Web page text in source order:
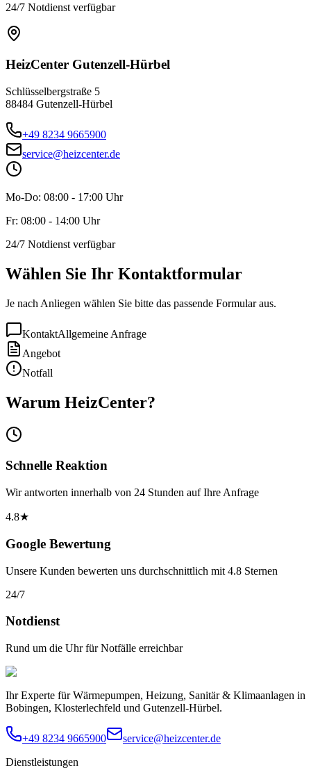
24/7 Notdienst verfügbar
HeizCenter Gutenzell-Hürbel
Schlüsselbergstraße 5
88484 Gutenzell-Hürbel
+49 8234 9665900
service@heizcenter.de
Mo-Do: 08:00 - 17:00 Uhr
Fr: 08:00 - 14:00 Uhr
24/7 Notdienst verfügbar
Wählen Sie Ihr Kontaktformular
Je nach Anliegen wählen Sie bitte das passende Formular aus.
KontaktAllgemeine Anfrage
Angebot
Notfall
Warum HeizCenter?
Schnelle Reaktion
Wir antworten innerhalb von 24 Stunden auf Ihre Anfrage
4.8★
Google Bewertung
Unsere Kunden bewerten uns durchschnittlich mit 4.8 Sternen
24/7
Notdienst
Rund um die Uhr für Notfälle erreichbar
Ihr Experte für Wärmepumpen, Heizung, Sanitär & Klimaanlagen in
Bobingen, Klosterlechfeld und Gutenzell-Hürbel.
+49 8234 9665900
service@heizcenter.de
Dienstleistungen